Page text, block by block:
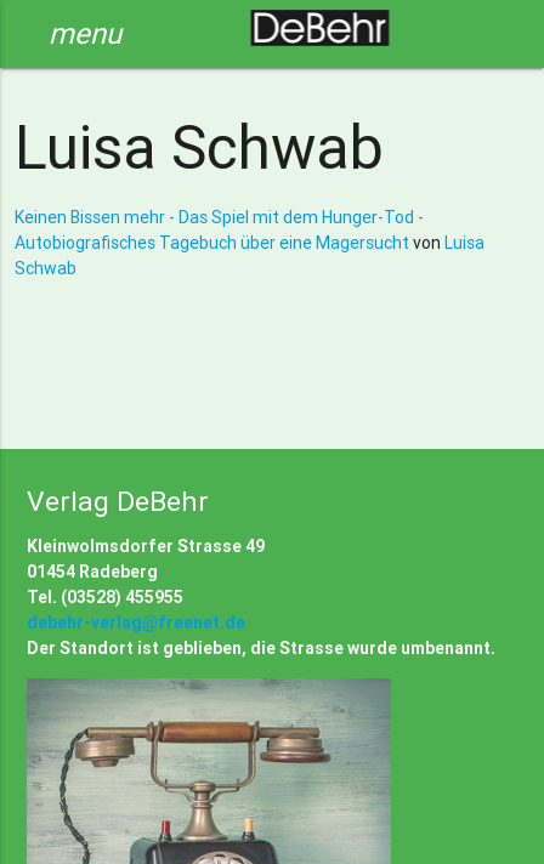
menu
Luisa Schwab
Keinen Bissen mehr - Das Spiel mit dem Hunger-Tod -
Autobiografisches Tagebuch über eine Magersucht von Luisa
Schwab
Verlag DeBehr
Kleinwolmsdorfer Strasse 49
01454 Radeberg
Tel. (03528) 455955
debehr-verlag@freenet.de
Der Standort ist geblieben, die Strasse wurde umbenannt.